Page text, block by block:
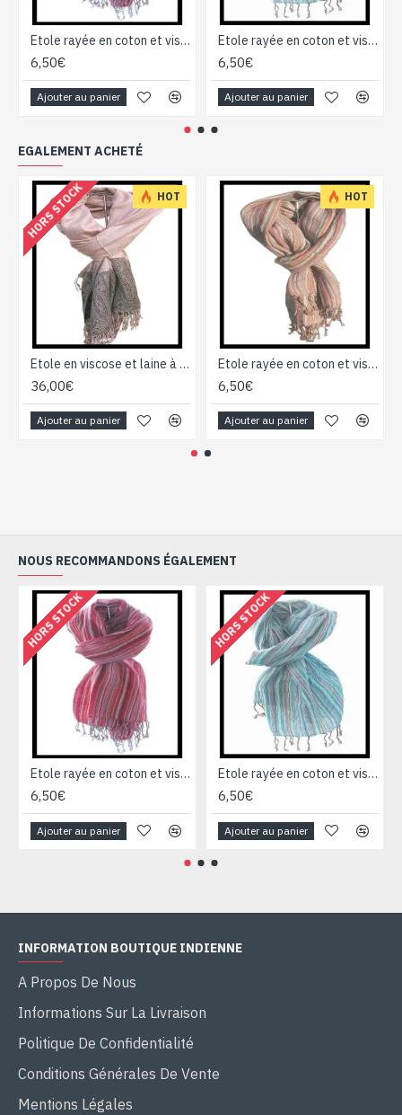
Etole rayée en coton et viscose - Etole indienne
6,50€
Ajouter au panier
Etole rayée en coton et viscose - Etole indienne
6,50€
Ajouter au panier
EGALEMENT ACHETÉ
HOT
HORS STOCK
Etole en viscose et laine à motifs Pezeli - Etole indienne
36,00€
Ajouter au panier
HOT
Etole rayée en coton et viscose - Etole indienne
6,50€
Ajouter au panier
NOUS RECOMMANDONS ÉGALEMENT
HORS STOCK
Etole rayée en coton et viscose - Etole indienne
6,50€
Ajouter au panier
HORS STOCK
Etole rayée en coton et viscose - Etole indienne
6,50€
Ajouter au panier
INFORMATION BOUTIQUE INDIENNE
A Propos De Nous
Informations Sur La Livraison
Politique De Confidentialité
Conditions Générales De Vente
Mentions Légales